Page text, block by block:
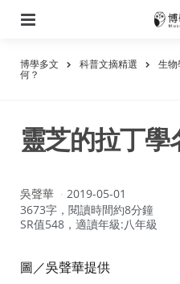
博學多文 科普文摘精選 生物
何？
靈芝的拉丁學
作
者：
吳聲華
2019-05-01
3673字，閱讀時間約8分鐘
SR值548，適讀年級:八年級
圖／吳聲華提供